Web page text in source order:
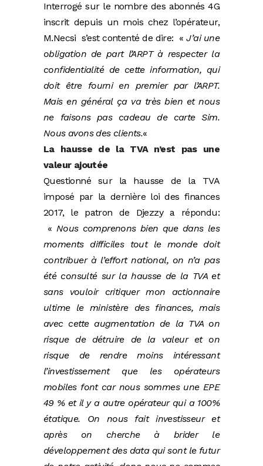
Interrogé sur le nombre des abonnés 4G
inscrit depuis un mois chez l’opérateur,
M.Necsi s’est contenté de dire: «J’ai une
obligation de part l’ARPT à respecter la
confidentialité de cette information, qui
doit être fourni en premier par l’ARPT.
Mais en général ça va très bien et nous
ne faisons pas cadeau de carte Sim.
Nous avons des clients.«
La hausse de la TVA n’est pas une
valeur ajoutée
Questionné sur la hausse de la TVA
imposé par la dernière loi des finances
2017, le patron de Djezzy a répondu:
« Nous comprenons bien que dans les
moments difficiles tout le monde doit
contribuer à l’effort national, on n’a pas
été consulté sur la hausse de la TVA et
sans vouloir critiquer mon actionnaire
ultime le ministère des finances, mais
avec cette augmentation de la TVA on
risque de détruire de la valeur et on
risque de rendre moins intéressant
l’investissement que les opérateurs
mobiles font car nous sommes une EPE
49 % et il y a autre opérateur qui a 100%
étatique. On nous fait investisseur et
après on cherche à brider le
développement des data qui sont le futur